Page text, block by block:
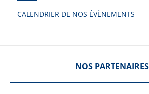
CALENDRIER DE NOS ÉVÈNEMENTS
NOS PARTENAIRES